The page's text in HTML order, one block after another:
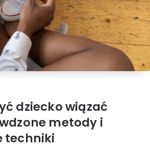
dziecko wiązać
metody i
techniki